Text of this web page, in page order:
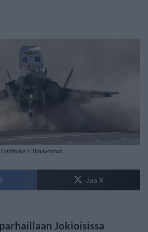
II, Ilmavoimat
Jaa X
Jokioisissa